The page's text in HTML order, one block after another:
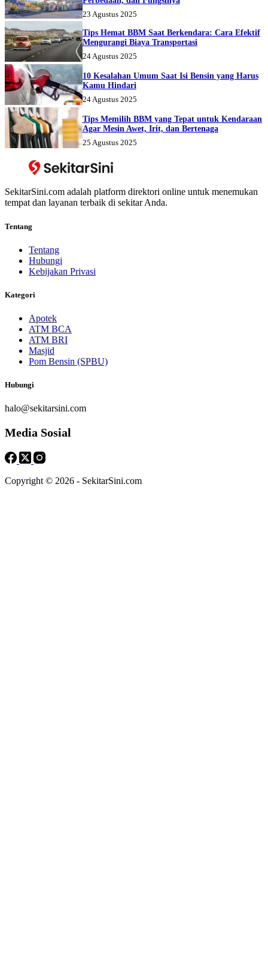
23 Agustus 2025
Tips Hemat BBM Saat Berkendara: Cara Efektif
Mengurangi Biaya Transportasi
24 Agustus 2025
10 Kesalahan Umum Saat Isi Bensin yang Harus
Kamu Hindari
24 Agustus 2025
Tips Memilih BBM yang Tepat untuk Kendaraan
Agar Mesin Awet, Irit, dan Bertenaga
25 Agustus 2025
SekitarSini.com adalah platform direktori online untuk menemukan
tempat dan layanan terbaik di sekitar Anda.
Tentang
Tentang
Hubungi
Kebijakan Privasi
Kategori
Apotek
ATM BCA
ATM BRI
Masjid
Pom Bensin (SPBU)
Hubungi
halo@sekitarsini.com
Media Sosial
Copyright © 2026 - SekitarSini.com